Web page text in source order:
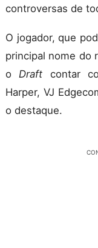
controversas de
O jogador, que
principal nome do
oDraft contar
Harper, VJ
o destaque.